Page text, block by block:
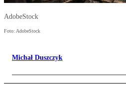
AdobeStock
Foto: AdobeStock
Michał Duszczyk